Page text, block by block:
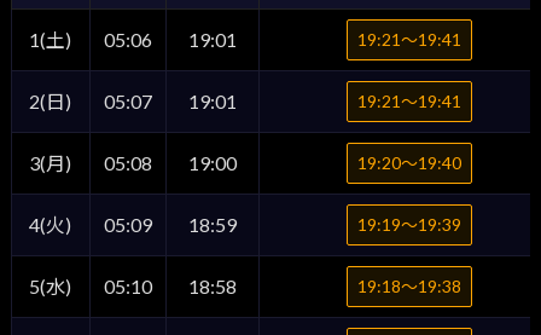
1(土) 05:06 19:01 19:21〜19:41
2(日) 05:07 19:01 19:21〜19:41
3(月) 05:08 19:00 19:20〜19:40
4(火) 05:09 18:59 19:19〜19:39
5(水) 05:10 18:58 19:18〜19:38